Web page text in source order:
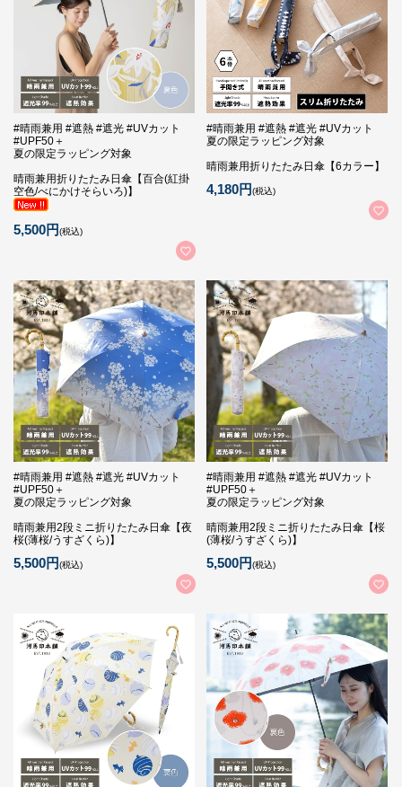
#晴雨兼用 #遮熱 #遮光 #UVカット
#UPF50＋
夏の限定ラッピング対象
晴雨兼用折りたたみ日傘【百合(紅掛
空色/べにかけそらいろ)】
5,500円(税込)
#晴雨兼用 #遮熱 #遮光 #UVカット
夏の限定ラッピング対象
晴雨兼用折りたたみ日傘【6カラー】
4,180円(税込)
#晴雨兼用 #遮熱 #遮光 #UVカット
#UPF50＋
夏の限定ラッピング対象
晴雨兼用2段ミニ折りたたみ日傘【夜
桜(薄桜/うすざくら)】
5,500円(税込)
#晴雨兼用 #遮熱 #遮光 #UVカット
#UPF50＋
夏の限定ラッピング対象
晴雨兼用2段ミニ折りたたみ日傘【桜
(薄桜/うすざくら)】
5,500円(税込)